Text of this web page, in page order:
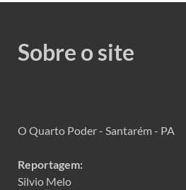
Sobre o site
O Quarto Poder - Santarém - PA
Reportagem:
Silvio Melo